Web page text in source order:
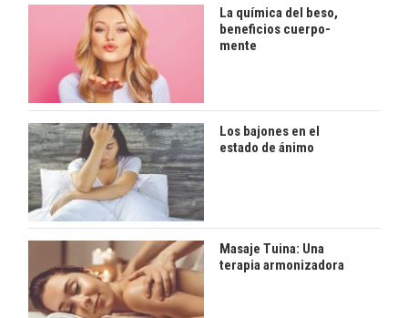
La química del beso,
beneficios cuerpo-
mente
Los bajones en el
estado de ánimo
Masaje Tuina: Una
terapia armonizadora